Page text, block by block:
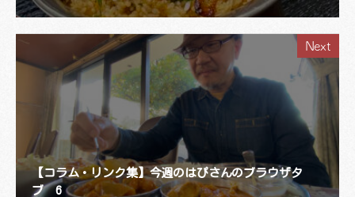
Next
【コラム・リンク集】今週のはぴさんのブラウザタ
ブ 6